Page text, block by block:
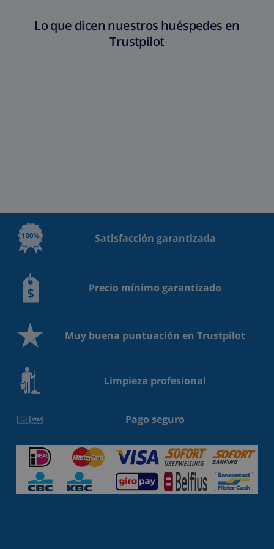
Lo que dicen nuestros huéspedes en
Trustpilot
Satisfacción garantizada
Precio mínimo garantizado
Muy buena puntuación en Trustpilot
Limpieza profesional
Pago seguro